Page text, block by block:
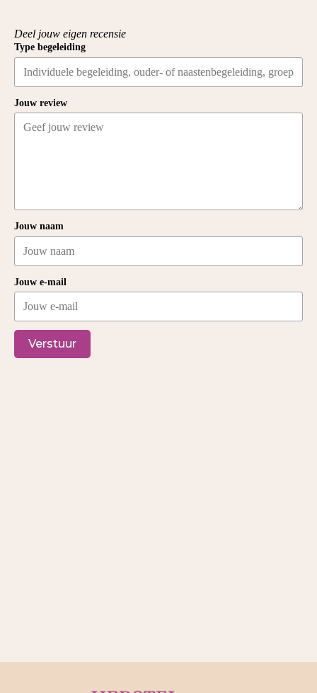
Deel jouw eigen recensie
Type begeleiding
Jouw review
Jouw naam
Jouw e-mail
Verstuur